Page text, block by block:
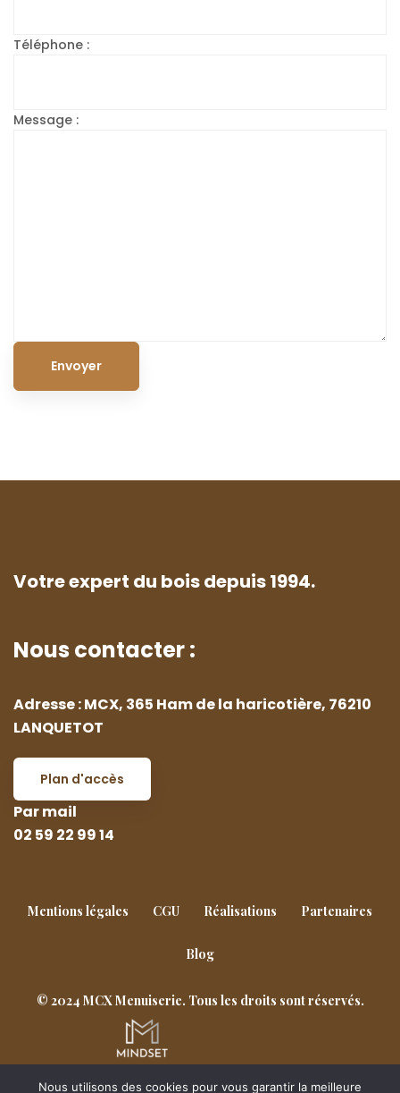
Téléphone :
Message :
Votre expert du bois depuis 1994.
Nous contacter :
Adresse : MCX, 365 Ham de la haricotière, 76210
LANQUETOT
Plan d'accès
Par mail
02 59 22 99 14
Mentions légales CGU Réalisations Partenaires
Blog
© 2024 MCX Menuiserie. Tous les droits sont réservés.
Nous utilisons des cookies pour vous garantir la meilleure